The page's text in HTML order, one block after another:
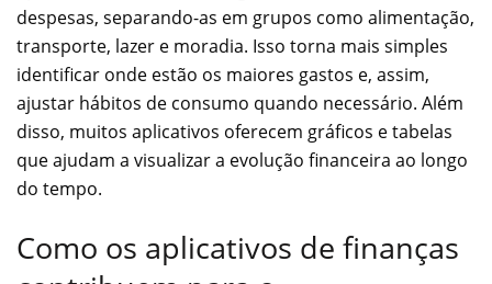
despesas, separando-as em grupos como alimentação,
transporte, lazer e moradia. Isso torna mais simples
identificar onde estão os maiores gastos e, assim,
ajustar hábitos de consumo quando necessário. Além
disso, muitos aplicativos oferecem gráficos e tabelas
que ajudam a visualizar a evolução financeira ao longo
do tempo.
Como os aplicativos de finanças